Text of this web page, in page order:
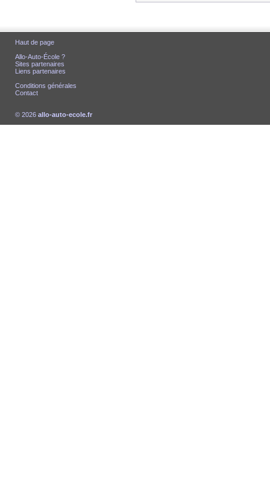
Haut de page
Allo-Auto-École ?
Sites partenaires
Liens partenaires
Conditions générales
Contact
© 2026 allo-auto-ecole.fr